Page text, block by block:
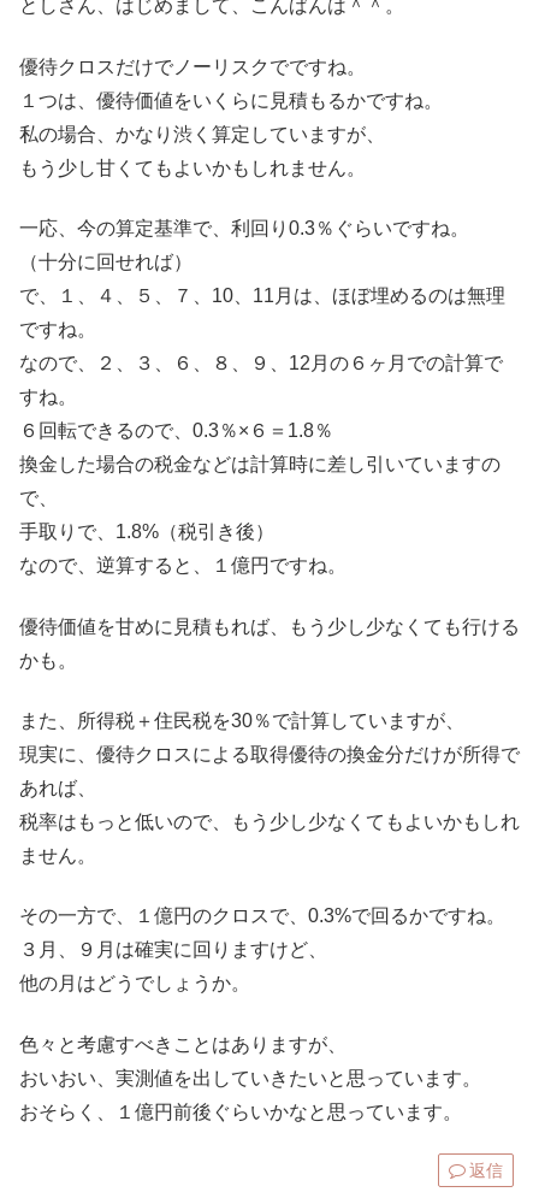
としさん、はじめまして、こんばんは＾＾。
優待クロスだけでノーリスクでですね。
１つは、優待価値をいくらに見積もるかですね。
私の場合、かなり渋く算定していますが、
もう少し甘くてもよいかもしれません。
一応、今の算定基準で、利回り0.3％ぐらいですね。
（十分に回せれば）
で、１、４、５、７、10、11月は、ほぼ埋めるのは無理
ですね。
なので、２、３、６、８、９、12月の６ヶ月での計算で
すね。
６回転できるので、0.3％×６＝1.8％
換金した場合の税金などは計算時に差し引いていますの
で、
手取りで、1.8%（税引き後）
なので、逆算すると、１億円ですね。
優待価値を甘めに見積もれば、もう少し少なくても行ける
かも。
また、所得税＋住民税を30％で計算していますが、
現実に、優待クロスによる取得優待の換金分だけが所得で
あれば、
税率はもっと低いので、もう少し少なくてもよいかもしれ
ません。
その一方で、１億円のクロスで、0.3%で回るかですね。
３月、９月は確実に回りますけど、
他の月はどうでしょうか。
色々と考慮すべきことはありますが、
おいおい、実測値を出していきたいと思っています。
おそらく、１億円前後ぐらいかなと思っています。
返信